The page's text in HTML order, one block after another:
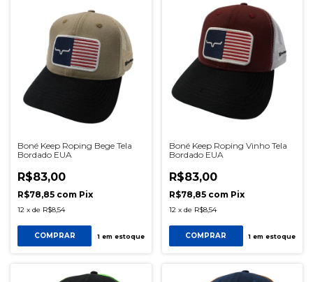
Boné Keep Roping Bege Tela
Bordado EUA
R$83,00
R$78,85 com Pix
12 x de R$8,54
COMPRAR 1em estoque
Boné Keep Roping Vinho Tela
Bordado EUA
R$83,00
R$78,85 com Pix
12 x de R$8,54
COMPRAR 1 em estoque